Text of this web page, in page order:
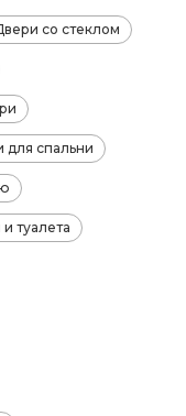
со стеклом
для спальни
туалета